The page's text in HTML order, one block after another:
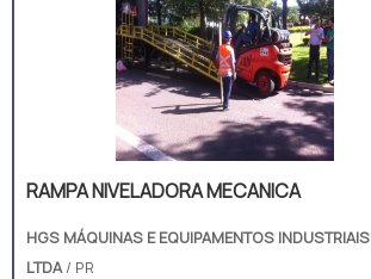
é comum encontrar indústrias em
prédios não adequados com diferentes
alturas de piso, um das aplicabilidades
RAMPA NIVELADORA MECANICA
HGS MÁQUINAS E EQUIPAMENTOS INDUSTRIAIS
LTDA / PR